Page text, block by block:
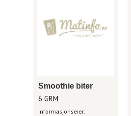
Smoothie biter
6 GRM
Informasjonseier: